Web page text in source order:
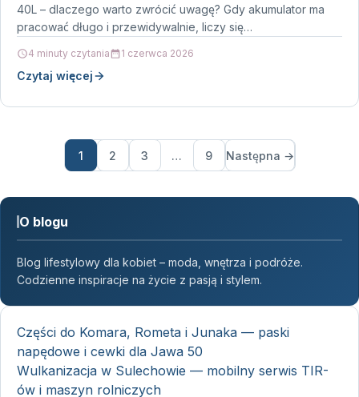
40L – dlaczego warto zwrócić uwagę? Gdy akumulator ma
pracować długo i przewidywalnie, liczy się…
4 minuty czytania 1 czerwca 2026
Czytaj więcej
1 2 3 … 9 Następna →
O blogu
Blog lifestylowy dla kobiet – moda, wnętrza i podróże.
Codzienne inspiracje na życie z pasją i stylem.
Części do Komara, Rometa i Junaka — paski
napędowe i cewki dla Jawa 50
Wulkanizacja w Sulechowie — mobilny serwis TIR-
ów i maszyn rolniczych